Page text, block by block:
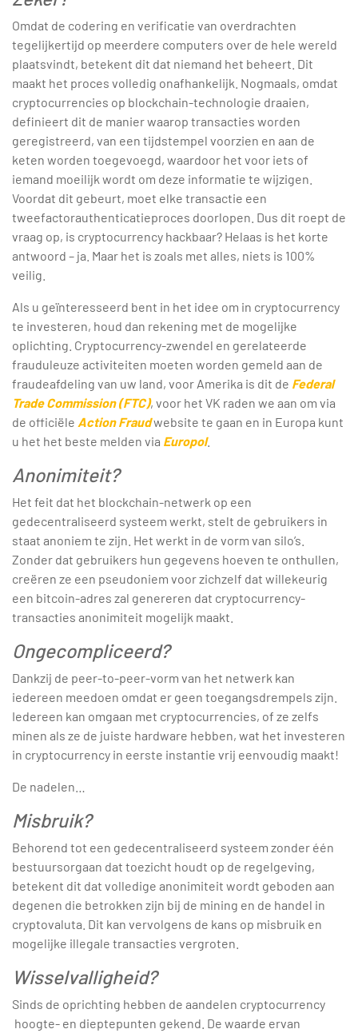
Omdat de codering en verificatie van overdrachten
tegelijkertijd op meerdere computers over de hele wereld
plaatsvindt, betekent dit dat niemand het beheert. Dit
maakt het proces volledig onafhankelijk. Nogmaals, omdat
cryptocurrencies op blockchain-technologie draaien,
definieert dit de manier waarop transacties worden
geregistreerd, van een tijdstempel voorzien en aan de
keten worden toegevoegd, waardoor het voor iets of
iemand moeilijk wordt om deze informatie te wijzigen.
Voordat dit gebeurt, moet elke transactie een
tweefactorauthenticatieproces doorlopen. Dus dit roept de
vraag op, is cryptocurrency hackbaar? Helaas is het korte
antwoord – ja. Maar het is zoals met alles, niets is 100%
veilig.
Als u geïnteresseerd bent in het idee om in cryptocurrency
te investeren, houd dan rekening met de mogelijke
oplichting. Cryptocurrency-zwendel en gerelateerde
frauduleuze activiteiten moeten worden gemeld aan de
fraudeafdeling van uw land, voor Amerika is dit de Federal
Trade Commission (FTC), voor het VK raden we aan om via
de officiële Action Fraudwebsite te gaan en in Europa kunt
u het het beste melden via Europol.
Anonimiteit?
Het feit dat het blockchain-netwerk op een
gedecentraliseerd systeem werkt, stelt de gebruikers in
staat anoniem te zijn. Het werkt in de vorm van silo’s.
Zonder dat gebruikers hun gegevens hoeven te onthullen,
creëren ze een pseudoniem voor zichzelf dat willekeurig
een bitcoin-adres zal genereren dat cryptocurrency-
transacties anonimiteit mogelijk maakt.
Ongecompliceerd?
Dankzij de peer-to-peer-vorm van het netwerk kan
iedereen meedoen omdat er geen toegangsdrempels zijn.
Iedereen kan omgaan met cryptocurrencies, of ze zelfs
minen als ze de juiste hardware hebben, wat het investeren
in cryptocurrency in eerste instantie vrij eenvoudig maakt!
De nadelen…
Misbruik?
Behorend tot een gedecentraliseerd systeem zonder één
bestuursorgaan dat toezicht houdt op de regelgeving,
betekent dit dat volledige anonimiteit wordt geboden aan
degenen die betrokken zijn bij de mining en de handel in
cryptovaluta. Dit kan vervolgens de kans op misbruik en
mogelijke illegale transacties vergroten.
Wisselvalligheid?
Sinds de oprichting hebben de aandelen cryptocurrency
hoogte- en dieptepunten gekend. De waarde ervan